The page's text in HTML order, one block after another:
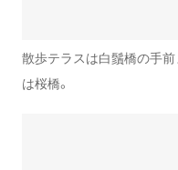
散歩テラスは白鬚橋の手
は桜橋。